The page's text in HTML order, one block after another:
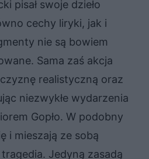
pisał swoje dzieło
cechy liryki, jak i
nie są bowiem
Sama zaś akcja
realistyczną oraz
niezwykłe wydarzenia
Gopło. W podobny
i mieszają ze sobą
Jedyną zasadą